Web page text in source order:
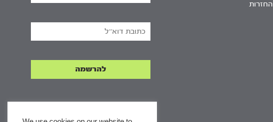
החזרות